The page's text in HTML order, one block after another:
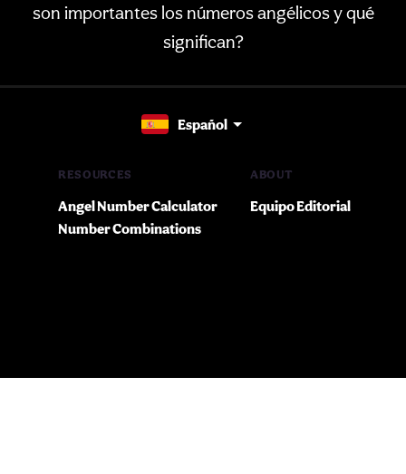
son importantes los números angélicos y qué
significan?
Español
RESOURCES
Angel Number Calculator
Number Combinations
ABOUT
Equipo Editorial